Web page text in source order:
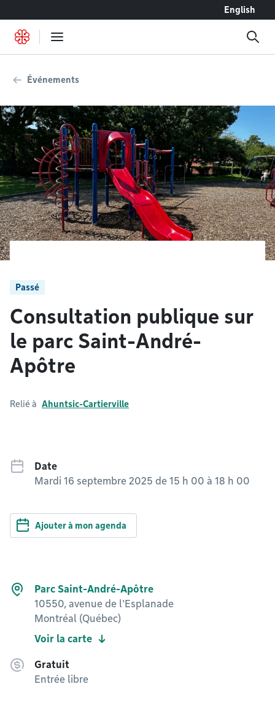
English
Événements
Passé
Consultation publique sur
le parc Saint-André-
Apôtre
Relié à Ahuntsic-Cartierville
Date
Mardi 16 septembre 2025 de 15 h 00 à 18 h 00
Ajouter à mon agenda
Parc Saint-André-Apôtre
10550, avenue de l'Esplanade
Montréal (Québec)
Voir la carte
Gratuit
Entrée libre